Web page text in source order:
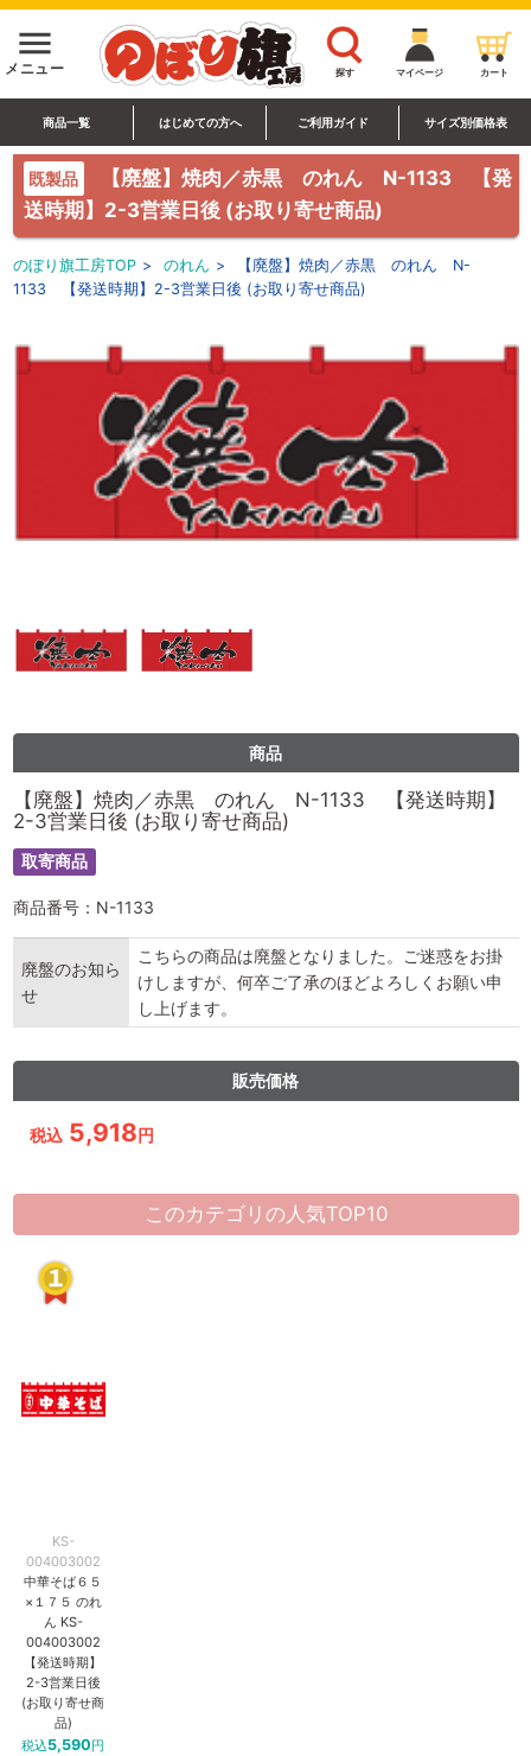
menu
メニュー 探す マイページ カート
商品一覧 はじめての方へ ご利用ガイド サイズ別価格表
既製品
【廃盤】焼肉／赤黒 のれん N-1133 【発
送時期】2-3営業日後 (お取り寄せ商品)
のぼり旗工房TOP > のれん >
【廃盤】焼肉／赤黒 のれん N-
1133 【発送時期】2-3営業日後 (お取り寄せ商品)
商品
【廃盤】焼肉／赤黒 のれん N-1133 【発送時期】
2-3営業日後 (お取り寄せ商品)
取寄商品
商品番号：N-1133
廃盤のお知ら
せ
こちらの商品は廃盤となりました。ご迷惑をお掛
けしますが、何卒ご了承のほどよろしくお願い申
し上げます。
販売価格
税込5,918円
このカテゴリの人気TOP10
KS-
004003002
中華そば６５
×１７５ のれ
ん KS-
004003002
【発送時期】
2-3営業日後
(お取り寄せ商
品)
税込5,590円